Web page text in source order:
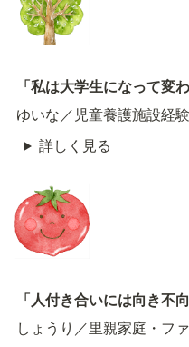
「私は大学生になって変
ゆいな／児童養護施設経
詳しく見る
「人付き合いには向き不
しょうり／里親家庭・フ